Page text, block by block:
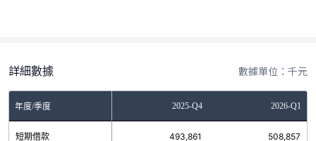
詳細數據 數據單位：千元
年度/季度 2025-Q4 2026-Q1
短期借款 493,861 508,857